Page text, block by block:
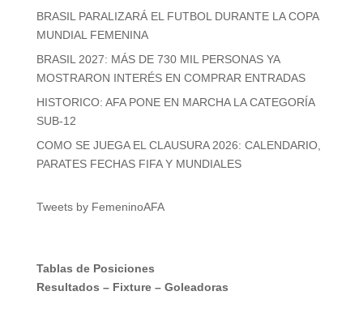
BRASIL PARALIZARÁ EL FUTBOL DURANTE LA COPA
MUNDIAL FEMENINA
BRASIL 2027: MÁS DE 730 MIL PERSONAS YA
MOSTRARON INTERÉS EN COMPRAR ENTRADAS
HISTORICO: AFA PONE EN MARCHA LA CATEGORÍA
SUB-12
COMO SE JUEGA EL CLAUSURA 2026: CALENDARIO,
PARATES FECHAS FIFA Y MUNDIALES
Tweets by FemeninoAFA
Tablas de Posiciones
Resultados – Fixture– Goleadoras